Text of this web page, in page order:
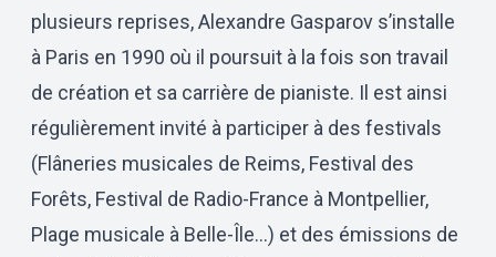
plusieurs reprises, Alexandre Gasparov s’installe
à Paris en 1990 où il poursuit à la fois son travail
de création et sa carrière de pianiste. Il est ainsi
régulièrement invité à participer à des festivals
(Flâneries musicales de Reims, Festival des
Forêts, Festival de Radio-France à Montpellier,
Plage musicale à Belle-Île…) et des émissions de